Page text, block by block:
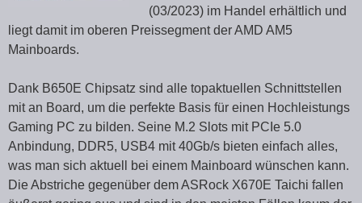
(03/2023) im Handel erhältlich und
liegt damit im oberen Preissegment der AMD AM5
Mainboards.
Dank B650E Chipsatz sind alle topaktuellen Schnittstellen
mit an Board, um die perfekte Basis für einen Hochleistungs
Gaming PC zu bilden. Seine M.2 Slots mit PCIe 5.0
Anbindung, DDR5, USB4 mit 40Gb/s bieten einfach alles,
was man sich aktuell bei einem Mainboard wünschen kann.
Die Abstriche gegenüber dem ASRock X670E Taichi fallen